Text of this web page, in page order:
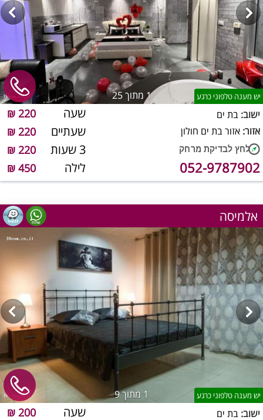
1 מתוך 25 יש מענה טלפוני כרגע
שעה 220 ₪
שעתיים 220 ₪
3 שעות 220 ₪
לילה 450 ₪
ישוב: בת ים
אזור: אזור בת ים חולון
052-9787902
אלמיסה
1 מתוך 9 יש מענה טלפוני כרגע
שעה 200 ₪ ישוב: בת ים